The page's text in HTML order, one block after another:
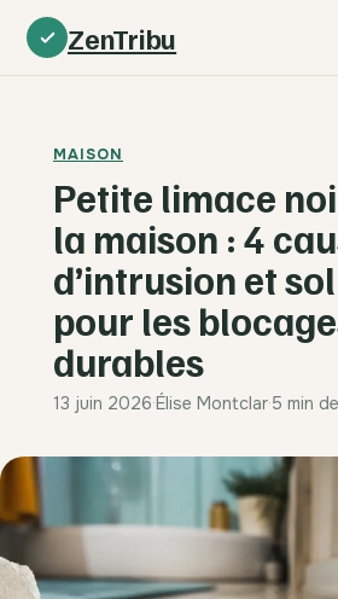
ZenTribu
MAISON
Petite limace
la maison : 4
d’intrusion et
pour les
durables
13 juin 2026·Élise Montclar·5 min